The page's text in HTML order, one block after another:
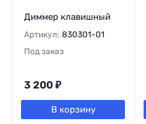
Диммер клавишный
Артикул: 830301-01
Под заказ
3 200 ₽
В корзину